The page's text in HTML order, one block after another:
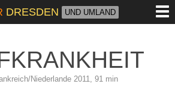
DRESDEN UND UMLAND
Niederlande 2011, 91 min